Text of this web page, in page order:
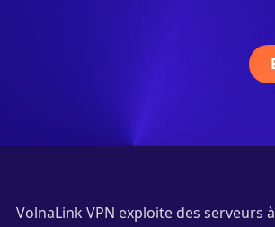
VolnaLink VPN exploite des